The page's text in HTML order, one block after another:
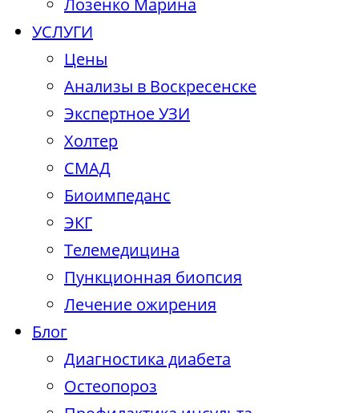
УСЛУГИ
Цены
Анализы в Воскресенске
Экспертное УЗИ
Холтер
СМАД
Биоимпеданс
ЭКГ
Телемедицина
Пункционная биопсия
Лечение ожирения
Блог
Диагностика диабета
Остеопороз